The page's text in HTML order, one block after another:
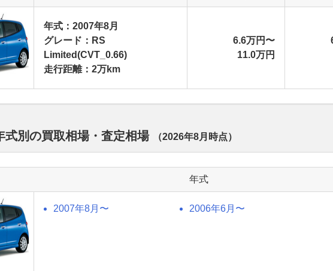
年式：2007年8月
グレード：RS
Limited(CVT_0.66)
走行距離：2万km
6.6万円〜
11.0万円
式別の買取相場・査定相場 （2026年8月 時点）
年式
2007年8月〜 2006年6月〜